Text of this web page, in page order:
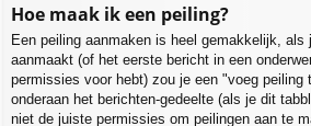
Hoe maak ik een peiling?
Een peiling aanmaken is heel gemakkelijk, als
aanmaakt (of het eerste bericht in een
permissies voor hebt) zou je een "voeg peiling
onderaan het berichten-gedeelte (als je dit
niet de juiste permissies om peilingen aan te